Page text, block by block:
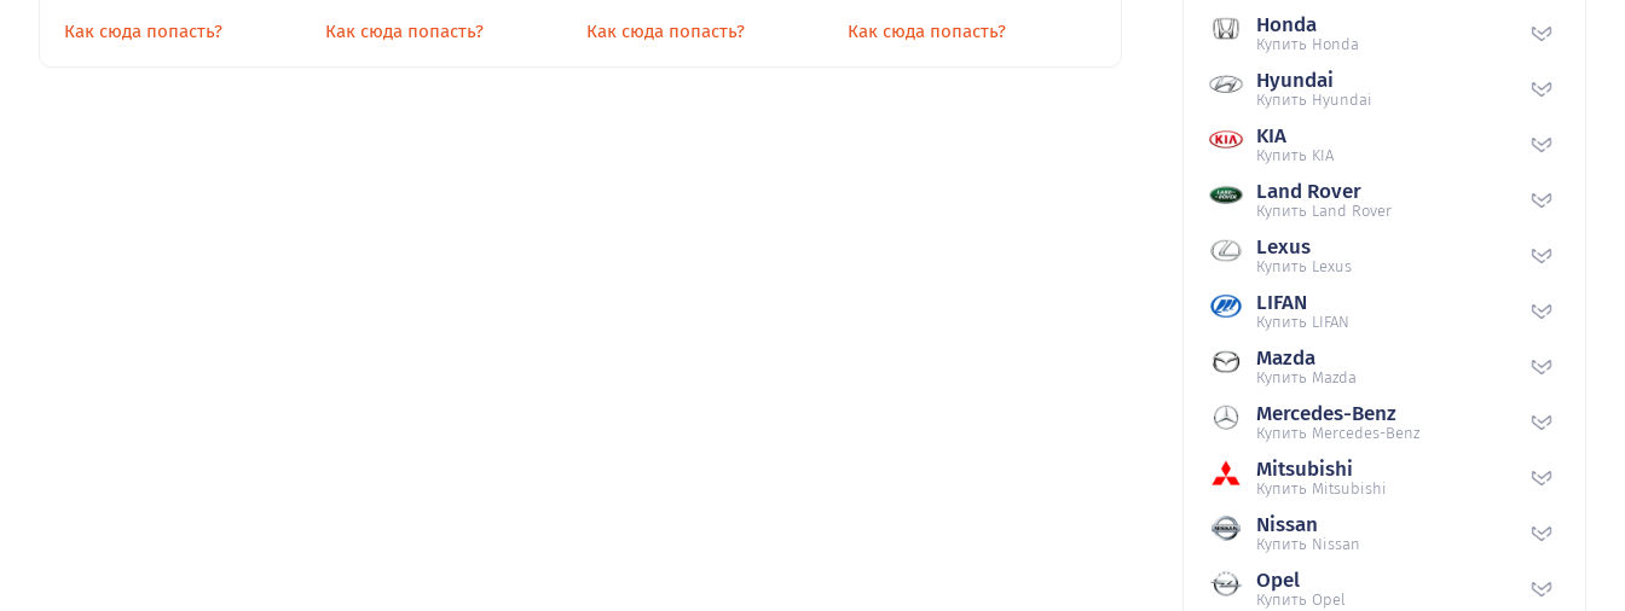
Как сюда попасть? Как сюда попасть? Как сюда попасть? Как сюда попасть? Honda
Купить Honda
Hyundai
Купить Hyundai
KIA
Купить KIA
Land Rover
Купить Land Rover
Lexus
Купить Lexus
LIFAN
Купить LIFAN
Mazda
Купить Mazda
Mercedes-Benz
Купить Mercedes-Benz
Mitsubishi
Купить Mitsubishi
Nissan
Купить Nissan
Opel
Купить Opel